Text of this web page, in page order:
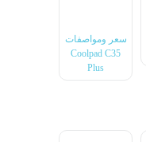
سعر ومواصفات
Coolpad C35
Plus